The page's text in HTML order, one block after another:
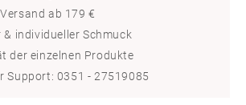
ab 179 €
individueller Schmuck
der einzelnen Produkte
Support: 0351 - 27519085